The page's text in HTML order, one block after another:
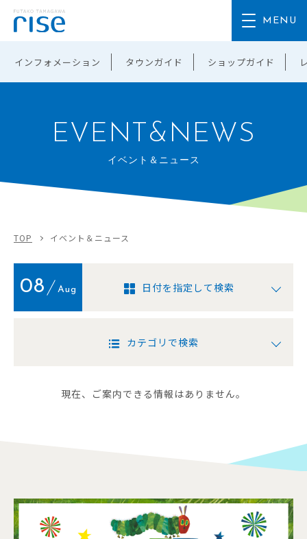
インフォメーション タウンガイド ショップガイド
EVENT&NEWS
イベント＆ニュース
TOP イベント＆ニュース
08 Aug 日付を指定して検索
カテゴリで検索
現在、ご案内できる情報はありません。